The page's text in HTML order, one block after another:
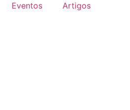
Eventos Artigos